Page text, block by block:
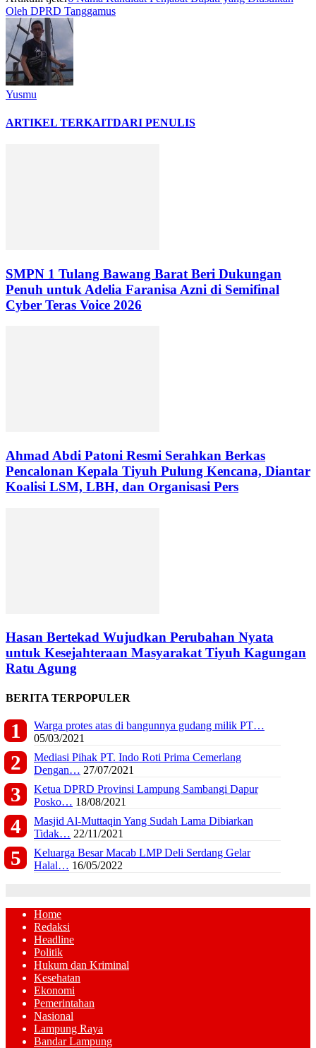
Oleh DPRD Tanggamus
Yusmu
ARTIKEL TERKAITDARI PENULIS
SMPN 1 Tulang Bawang Barat Beri Dukungan
Penuh untuk Adelia Faranisa Azni di Semifinal
Cyber Teras Voice 2026
Ahmad Abdi Patoni Resmi Serahkan Berkas
Pencalonan Kepala Tiyuh Pulung Kencana, Diantar
Koalisi LSM, LBH, dan Organisasi Pers
Hasan Bertekad Wujudkan Perubahan Nyata
untuk Kesejahteraan Masyarakat Tiyuh Kagungan
Ratu Agung
BERITA TERPOPULER
Warga protes atas di bangunnya gudang milik PT…
05/03/2021
Mediasi Pihak PT. Indo Roti Prima Cemerlang
Dengan… 27/07/2021
Ketua DPRD Provinsi Lampung Sambangi Dapur
Posko… 18/08/2021
Masjid Al-Muttaqin Yang Sudah Lama Dibiarkan
Tidak… 22/11/2021
Keluarga Besar Macab LMP Deli Serdang Gelar
Halal… 16/05/2022
Home
Redaksi
Headline
Politik
Hukum dan Kriminal
Kesehatan
Ekonomi
Pemerintahan
Nasional
Lampung Raya
Bandar Lampung